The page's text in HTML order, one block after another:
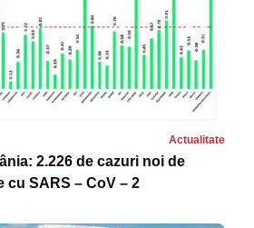
Actualitate
2.226 de cazuri noi de
cu SARS – CoV – 2